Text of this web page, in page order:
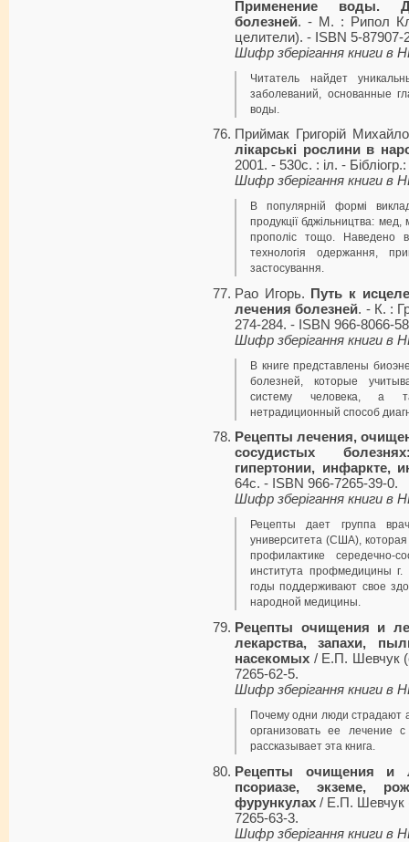
Применение воды.
болезней. - М. : Рипол
целители). - ISBN 5-87907-
Шифр зберігання книги в
Читатель найдет
заболеваний, основанные
воды.
Приймак Григорій
лікарські рослини в
2001. - 530с. : іл. -
Шифр зберігання книги в
В популярній формі
продукції бджільництва: мед,
прополіс тощо. Наведено
технологія одержання,
застосування.
Рао Игорь.
Путь к
лечения болезней. - К. :
274-284. - ISBN 966-8066-
Шифр зберігання книги в
В книге представлены
болезней, которые
систему человека, а
нетрадиционный способ
Рецепты лечения,
сосудистых
гипертонии, инфаркте,
64с. - ISBN 966-7265-39-0.
Шифр зберігання книги в
Рецепты дает группа
университета (США),
профилактике середечно-
института профмедицины
годы поддерживают свое
народной медицины.
Рецепты очищения и
лекарства, запахи,
насекомых / Е.П. Шевчук
7265-62-5.
Шифр зберігання книги в
Почему одни люди страдают
организовать ее лечение
рассказывает эта книга.
Рецепты очищения и
псориазе, экземе,
фурункулах / Е.П. Шевчук
7265-63-3.
Шифр зберігання книги в